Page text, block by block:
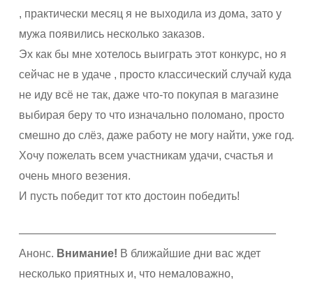
, практически месяц я не выходила из дома, зато у
мужа появились несколько заказов.
Эх как бы мне хотелось выиграть этот конкурс, но я
сейчас не в удаче , просто классический случай куда
не иду всё не так, даже что-то покупая в магазине
выбирая беру то что изначально поломано, просто
смешно до слёз, даже работу не могу найти, уже год.
Хочу пожелать всем участникам удачи, счастья и
очень много везения.
И пусть победит тот кто достоин победить!
———————————————————————
Анонс. Внимание! В ближайшие дни вас ждет
несколько приятных и, что немаловажно,